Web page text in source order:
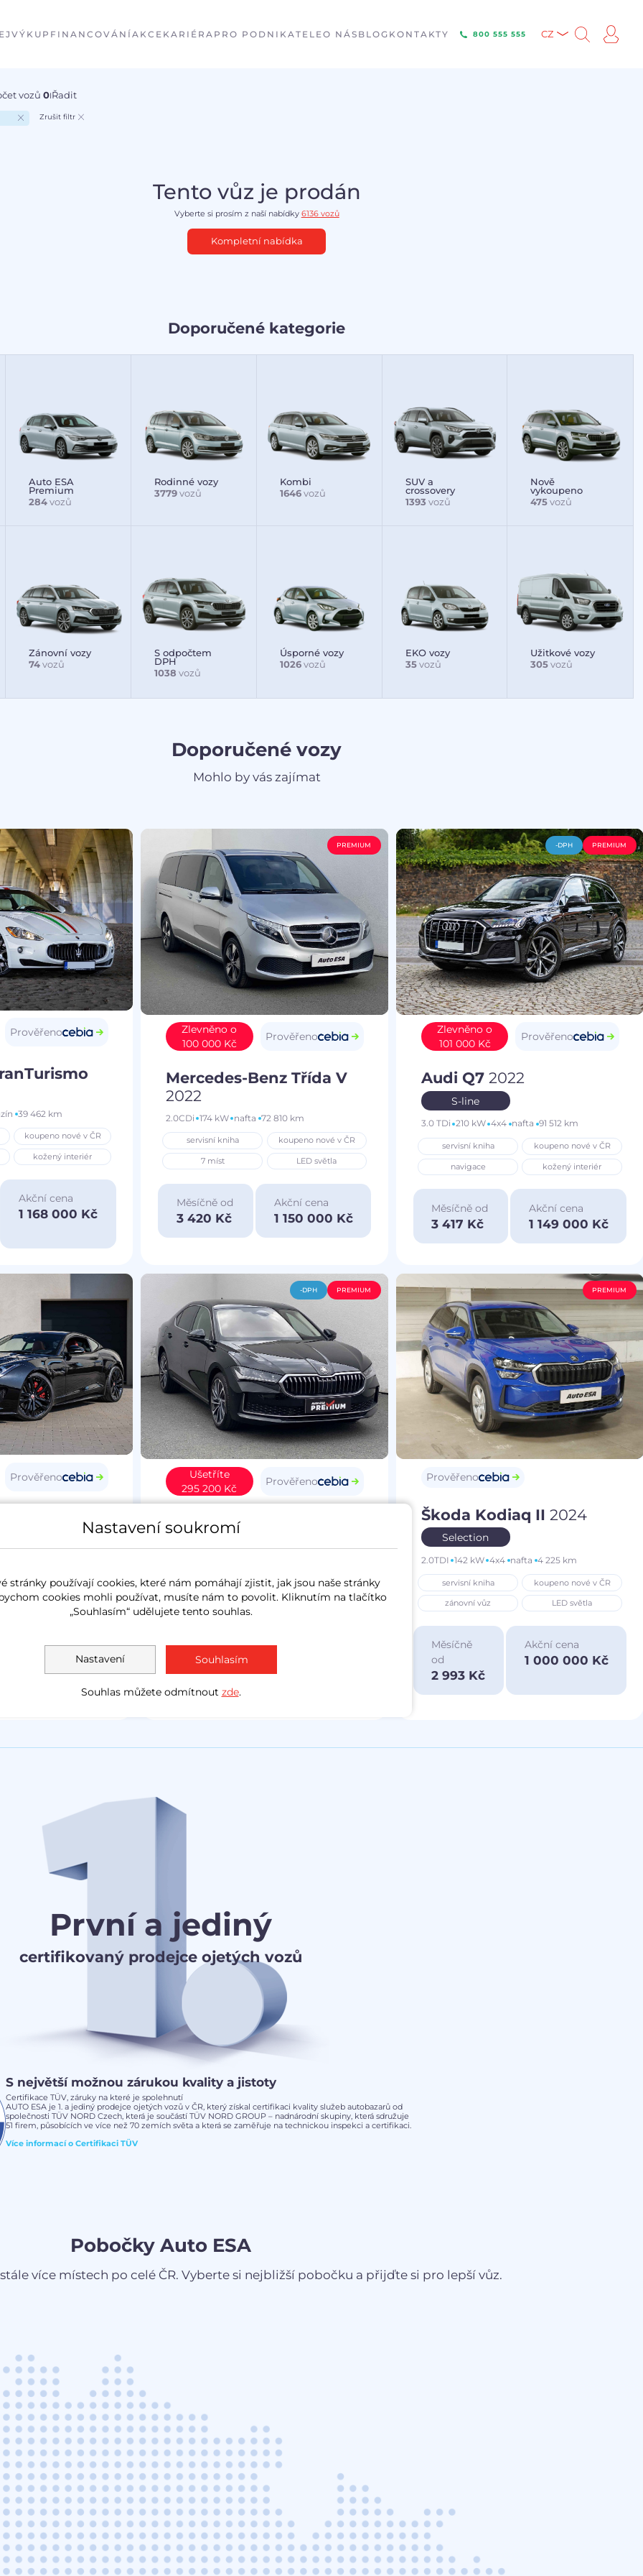
VÝKUP FINANCOVÁNÍAKCE KARIÉRA PRO PODNIKATELE O NÁS BLOG KONTAKTY 800 555 555 CZ
vozů 0IŘadit
Zrušit filtr
Tento vůz je prodán
Vyberte si prosím z naší nabídky 6136 vozů
Kompletní nabídka
Doporučené kategorie
Auto ESA
Premium
284 vozů
Rodinné vozy
3779 vozů
Kombi
1646vozů
SUV a
crossovery
1393 vozů
Nově
vykoupeno
475 vozů
Zánovní vozy
74 vozů
S odpočtem
DPH
1038 vozů
Úsporné vozy
1026vozů
EKO vozy
35vozů
Užitkové vozy
305 vozů
Doporučené vozy
Mohlo by vás zajímat
Prověřeno
39 462 km
koupeno nové v ČR
kožený interiér
Akční cena
1 168 000 Kč
PREMIUM
Zlevněno o
100 000 Kč
Prověřeno
Mercedes-Benz Třída V
2022
2.0CDi 174 kW nafta 72 810 km
servisní kniha koupeno nové v ČR
7 míst LED světla
Měsíčně od
3 420 Kč
Akční cena
1 150 000 Kč
-DPH PREMIUM
Zlevněno o
101 000 Kč
Prověřeno
Audi Q7 2022
S-line
3.0 TDi 210 kW 4x4 nafta 91 512 km
servisní kniha koupeno nové v ČR
navigace kožený interiér
Měsíčně od
3 417 Kč
Akční cena
1 149 000 Kč
Prověřeno
panorama
-DPH PREMIUM
Ušetříte
295 200 Kč
Prověřeno
Škoda Superb IV
L&K
koupeno nové v ČR zánovní vůz
LED světla
Měsíčně
PREMIUM
Prověřeno
Škoda Kodiaq II 2024
Selection
2.0TDI 142 kW 4x4 nafta 4 225 km
servisní kniha koupeno nové v ČR
zánovní vůz LED světla
Měsíčně
od
2 993 Kč
Akční cena
1 000 000 Kč
První a jediný
certifikovaný prodejce ojetých vozů
S největší možnou zárukou kvality a jistoty
Certifikace TÜV, záruky na které je spolehnutí
AUTO ESA je 1. a jediný prodejce ojetých vozů v ČR, který získal certifikaci kvality služeb autobazarů od
společnosti TÜV NORD Czech, která je součástí TÜV NORD GROUP – nadnárodní skupiny, která sdružuje
51 firem, působících ve více než 70 zemích světa a která se zaměřuje na technickou inspekci a certifikaci.
Více informací o Certifikaci TÜV
Pobočky Auto ESA
více místech po celé ČR. Vyberte si nejbližší pobočku a přijďte si pro lepší vůz.
Nastavení soukromí
stránky používají cookies, které nám pomáhají zjistit, jak jsou naše stránky
cookies mohli používat, musíte nám to povolit. Kliknutím na tlačítko
„Souhlasím“ udělujete tento souhlas.
Nastavení Souhlasím
Souhlas můžete odmítnout zde.